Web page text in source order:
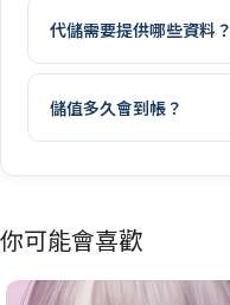
代儲需要提供哪些資料？
儲值多久會到帳？
你可能會喜歡